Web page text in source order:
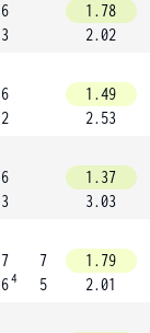
6
3
1.78
2.02
6
2
1.49
2.53
6
3
1.37
3.03
7
64
7
5
1.79
2.01